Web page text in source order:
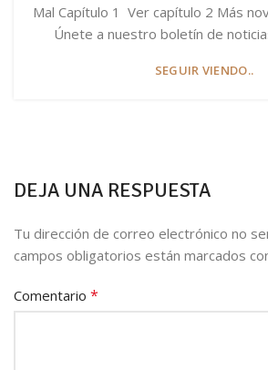
Mal Capítulo 1 Ver capítulo 2 Más
Únete a nuestro boletín de
SEGUIR VIENDO..
DEJA UNA RESPUESTA
Tu dirección de correo electrónico no
campos obligatorios están marcados
Comentario *